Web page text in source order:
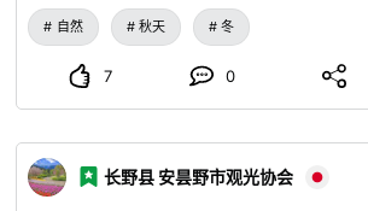
远方群山的景象尽收眼底， 宛如大海般平
前。 而在登美志山， 雾海与山峦的对比令人印象深刻。 根据
当天的天气和光线， 会呈现出完全不同的景象。 雾
在气象条件适宜的早晨才会出现的特别景
遇时的喜悦也格外强烈。 雾海消散大约需要2～4小时。 雾气
消散的风景也很美妙♪ 在寒冷的早晨，稍微早起一点去三次。
要不要在三次欣赏一下雾气营造的绝景呢？ ※照片为过去拍摄
自然 秋天 冬
7 0
长野县 安昙野市观光协会